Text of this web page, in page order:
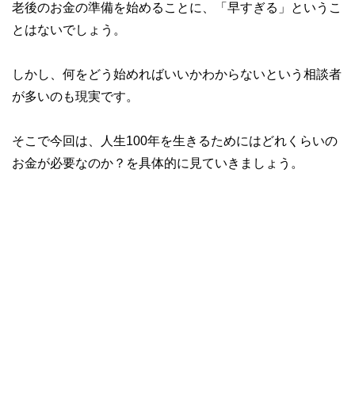
老後のお金の準備を始めることに、「早すぎる」というこ
とはないでしょう。
しかし、何をどう始めればいいかわからないという相談者
が多いのも現実です。
そこで今回は、人生100年を生きるためにはどれくらいの
お金が必要なのか？を具体的に見ていきましょう。